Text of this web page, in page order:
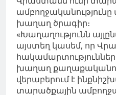
ամբողջականությունը
խաղաղ ծրագիր։
«Խաղաղությունն
այստեղ կասեմ, որ
խաղաղ
վերաբերում է
տարածքային